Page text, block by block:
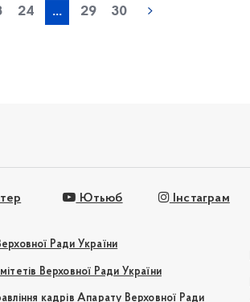
« попередня
24 ... 29 30
Ютьюб Інстаграм
Ради України
Верховної Ради України
кадрів Апарату Верховної Ради